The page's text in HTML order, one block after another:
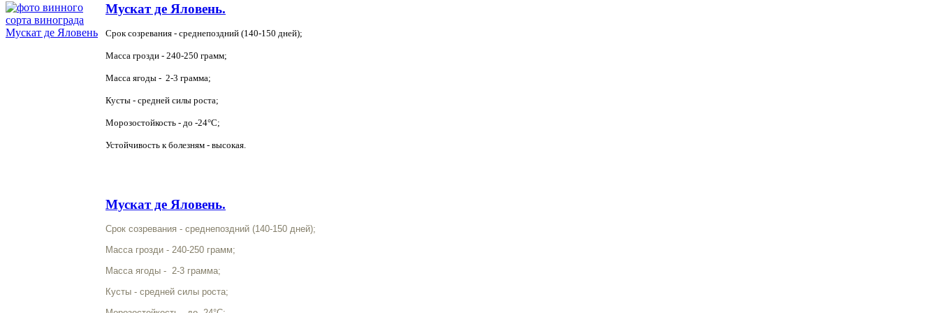
Мускат де Яловень.
Срок созревания - среднепоздний (140-150 дней);
Масса грозди - 240-250 грамм;
Масса ягоды - 2-3 грамма;
Кусты - средней силы роста;
Морозостойкость - до -24°С;
Устойчивость к болезням - высокая.
Мускат де Яловень.
Срок созревания - среднепоздний (140-150 дней);
Масса грозди - 240-250 грамм;
Масса ягоды - 2-3 грамма;
Кусты - средней силы роста;